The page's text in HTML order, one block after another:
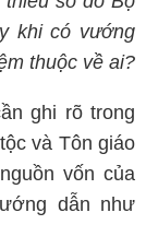
khi có vướng
thuộc về ai?
ghi rõ trong
và Tôn giáo
vốn của
dẫn như